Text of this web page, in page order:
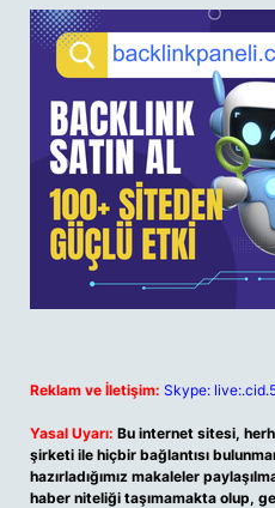
Reklam ve İletişim: Skype:
Yasal Uyarı: Bu internet sitesi,
şirketi ile hiçbir bağlantısı
hazırladığımız makaleler
haber niteliği taşımamakta olup,